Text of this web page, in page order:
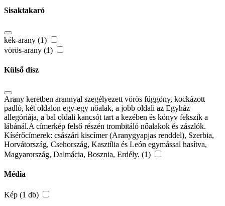
Sisaktakaró
kék-arany (1)
vörös-arany (1)
Külső dísz
Arany keretben arannyal szegélyezett vörös függöny, kockázott
padló, két oldalon egy-egy nőalak, a jobb oldali az Egyház
allegóriája, a bal oldali kancsót tart a kezében és könyv fekszik a
lábánál.A címerkép felső részén trombitáló nőalakok és zászlók.
Kísérőcímerek: császári kiscímer (Aranygyapjas renddel), Szerbia,
Horvátország, Csehország, Kasztília és León egymással hasítva,
Magyarország, Dalmácia, Bosznia, Erdély. (1)
Média
Kép (1 db)